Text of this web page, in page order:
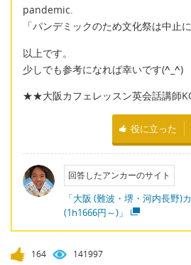
pandemic.
「パンデミックのため文化祭は中止
以上です。
少しでも参考になれば幸いです(^_^)
★★大阪カフェレッスン英会話講師
役に立った
回答したアンカーのサイト
「大阪 (難波・堺・河内長野)
(1h1666円～)」
164 141997